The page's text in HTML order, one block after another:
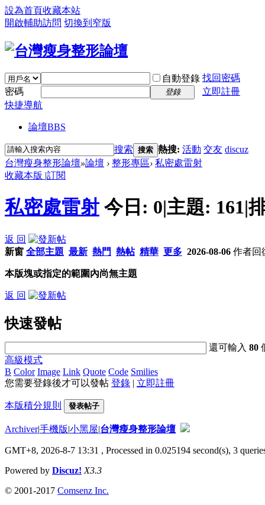
設為首頁收藏本站
開啟輔助訪問 切換到窄版
自動登錄 找回密碼
密碼
登錄
立即註冊
快捷導航
論壇BBS
搜索 搜索 熱搜: 活動 交友 discuz
台灣瘦身整形論壇»論壇 › 整形專區› 私密處雷射
收藏本版 |訂閱
私密處雷射 今日: 0|主題: 161|
返 回
新窗 全部主題 最新 熱門 熱帖 精華 更多 2026-08-06 作者回
本版塊或指定的範圍內尚無主題
返 回
快速發帖
還可輸入80
高級模式
B Color Image Link Quote Code Smilies
您需要登錄後才可以發帖 登錄 | 立即註冊
本版積分規則 發表帖子
Archiver|手機版|小黑屋|台灣瘦身整形論壇
GMT+8, 2026-8-7 13:31 , Processed in 0.025194 second(s), 3
Powered by Discuz! X3.3
© 2001-2017 Comsenz Inc.